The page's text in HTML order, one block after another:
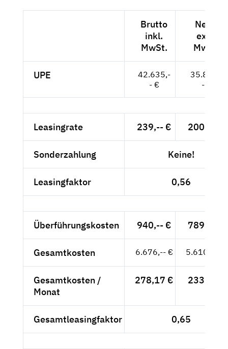
Brutto
inkl.
MwSt.
Netto
exkl.
MwSt.
UPE
42.635,-
- €
35.828,-
- €
Leasingrate 239,-- € 200,84 €
Sonderzahlung Keine!
Leasingfaktor 0,56
Überführungskosten 940,-- € 789,92 €
Gesamtkosten 6.676,-- € 5.610,08 €
Gesamtkosten /
Monat
278,17 € 233,75 €
Gesamtleasingfaktor 0,65